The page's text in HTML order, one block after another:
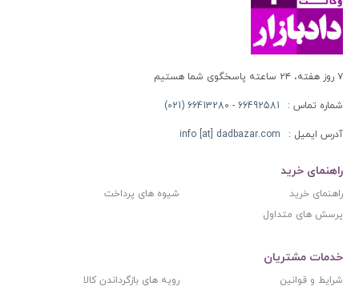
۷ روز هفته، ۲۴ ساعته پاسخگوی شما هستیم
شماره تماس : 66492581 - 66413280 (021)
آدرس ایمیل : info [at] dadbazar.com
راهنمای خرید
راهنمای خرید
شیوه های پرداخت
پرسش های متداول
خدمات مشتریان
شرایط و قوانین
رویه های بازگرداندن کالا